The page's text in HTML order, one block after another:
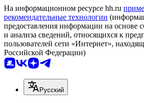
На информационном ресурсе hh.ru
рекомендательные технологии
предоставления информации на основе
и анализа сведений, относящихся к
пользователей сети «Интернет»,
Российской Федерации)
Русский